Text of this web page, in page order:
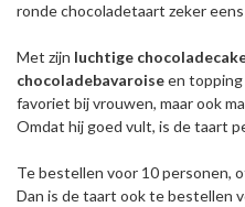
ronde chocoladetaart zeker
Met zijn luchtige
chocoladebavaroiseen topping
favoriet bij vrouwen, maar ook
Omdat hij goed vult, is de taart
Te bestellen voor 10 personen,
Dan is de taart ook te bestellen